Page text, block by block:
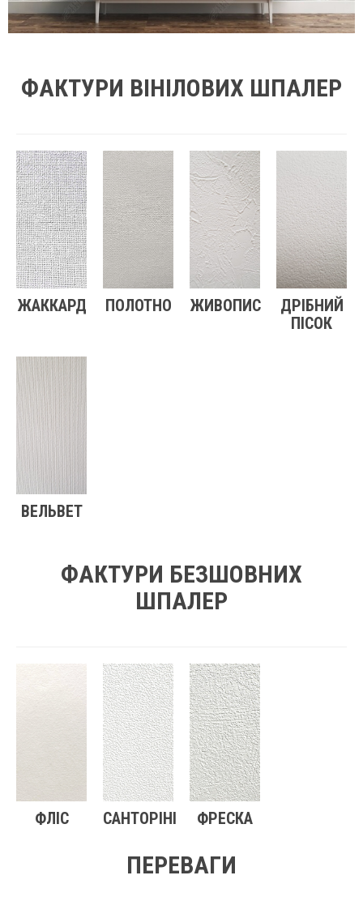
ФАКТУРИ ВІНІЛОВИХ ШПАЛЕР
ЖАККАРД ПОЛОТНО ЖИВОПИС
ДРІБНИЙ
ПІСОК
ВЕЛЬВЕТ
ФАКТУРИ БЕЗШОВНИХ
ШПАЛЕР
ФЛІС САНТОРІНІ ФРЕСКА
ПЕРЕВАГИ